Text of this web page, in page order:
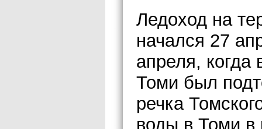
Ледоход на
начался 27
апреля, когда
Томи был
речка
воды в Томи в